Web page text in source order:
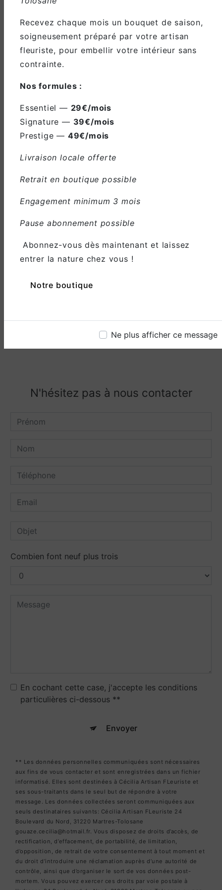
Recevez chaque mois un bouquet de saison,
soigneusement préparé par votre artisan
fleuriste, pour embellir votre intérieur sans
contrainte.
Nos formules :
Essentiel — 29€/mois
Signature — 39€/mois
Prestige — 49€/mois
Livraison locale offerte
Retrait en boutique possible
Engagement minimum 3 mois
Pause abonnement possible
Abonnez-vous dès maintenant et laissez
entrer la nature chez vous !
Notre boutique
Ne plus afficher ce message
Téléphone
gouaze.cecilia@hotmail.fr
N'hésitez pas à nous contacter
Combien font neuf plus trois
En cochant cette case, j'accepte les conditions
particulières ci-dessous **
Envoyer
** Les données personnelles communiquées sont nécessaires
aux fins de vous contacter et sont enregistrées dans un fichier
informatisé. Elles sont destinées à Cécilia Artisan FLeuriste et
ses sous-traitants dans le seul but de répondre à votre
message. Les données collectées seront communiquées aux
seuls destinataires suivants: Cécilia Artisan FLeuriste 24
Boulevard du Nord, 31220 Martres-Tolosane
gouaze.cecilia@hotmail.fr. Vous disposez de droits d’accès, de
rectification, d’effacement, de portabilité, de limitation,
d’opposition, de retrait de votre consentement à tout moment et
du droit d’introduire une réclamation auprès d’une autorité de
contrôle, ainsi que d’organiser le sort de vos données post-
mortem. Vous pouvez exercer ces droits par voie postale à